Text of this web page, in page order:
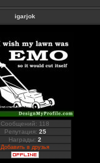
igarjok
Сообщений: 118
Репутация: 25
Награды:2
Добавить в друзья